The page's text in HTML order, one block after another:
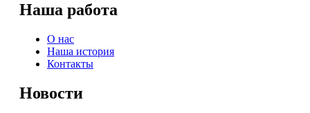
Наша работа
О нас
Наша история
Контакты
Новости